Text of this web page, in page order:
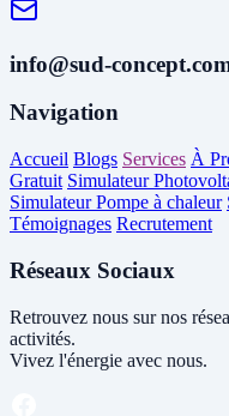
info@sud-
Navigation
Accueil Blogs Services À
Gratuit Simulateur
Simulateur Pompe à chaleur
Témoignages Recrutement
Réseaux Sociaux
Retrouvez nous sur nos
activités.
Vivez l'énergie avec nous.